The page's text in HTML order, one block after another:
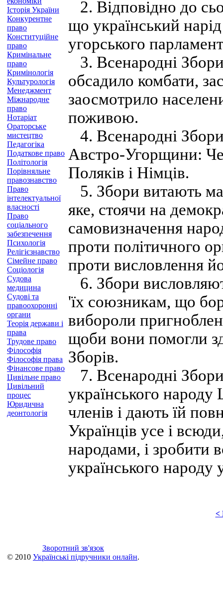
Історія України
Конкурентне
право
Конституційне
право
Кримінальне
право
Кримінологія
Культурологія
Менеджмент
Міжнародне
право
Нотаріат
Ораторське
мистецтво
Педагогіка
Податкове право
Політологія
Порівняльне
правознавство
Право
інтелектуальної
власності
Право
соціального
забезпечення
Психологія
Релігієзнавство
Сімейне право
Соціологія
Судова
медицина
Судові та
правоохоронні
органи
Теорія держави і
права
Трудове право
Філософія
Філософія права
Фінансове право
Цивільне право
Цивільний
процес
Юридична
деонтологія
2. Відповідно до
що український
угорського
3. Всенародні
обсадило комбати,
заосмотрило
поживою.
4. Всенародні
Австро-Угорщини:
Поляків і Німців.
5. Збори витають
яке, стоячи на
самовизначення
проти політичного
проти висловлення
6. Збори
'їх союзникам, що
вибороли
щоби вони помогли
Зборів.
7. Всенародні
українського
членів і дають їй
Українців усе і
народами, і зробити
українського народу
<
Зворотний зв'язок
© 2010 Українські підручники онлайн.